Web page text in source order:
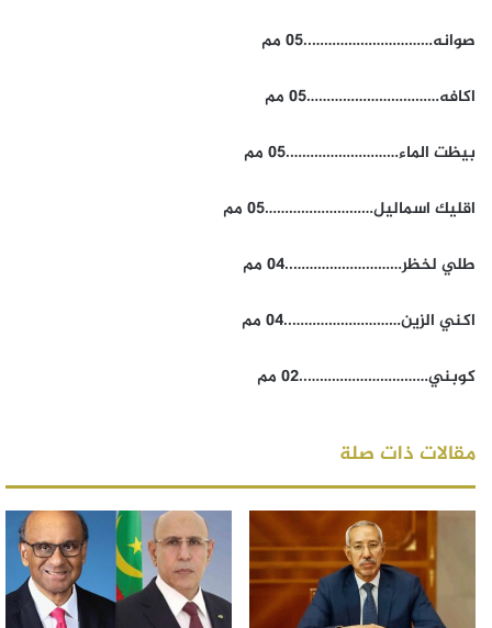
صوانه…………………………..05 مم
اكافه……………………………05 مم
بيظت الماء……………………….05 مم
اقليك اسماليل………………………05 مم
طلي لخظر………………………..04 مم
اكني الزين………………………..04 مم
كوبني…………………………..02 مم
مقالات ذات صلة